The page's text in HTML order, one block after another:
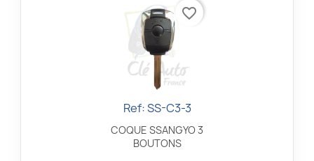
Aperçu rapide
Ref: SS-C3-3
COQUE SSANGYO 3
BOUTONS
favorite_border